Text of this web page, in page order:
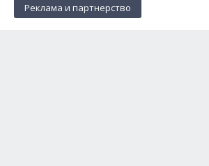
Реклама и партнерство